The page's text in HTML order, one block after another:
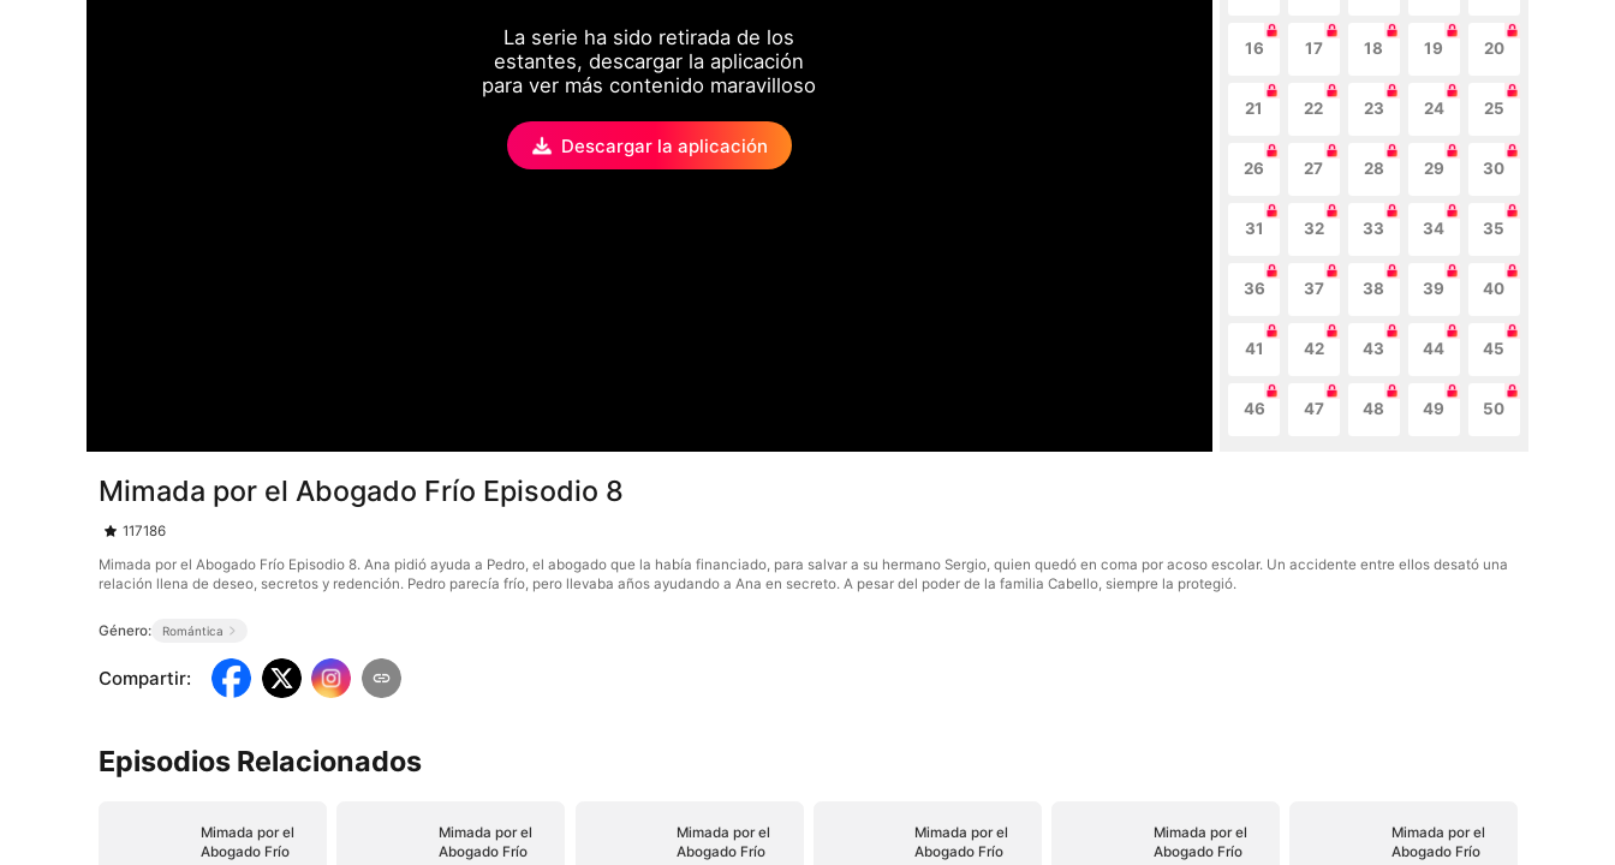
La serie ha sido retirada de los
estantes, descargar la aplicación
para ver más contenido maravilloso
Descargar la aplicación
16 17 18 19 20
21 22 23 24 25
26 27 28 29 30
31 32 33 34 35
36 37 38 39 40
41 42 43 44 45
46 47 48 49 50
Mimada por el Abogado Frío Episodio 8
117186
Mimada por el Abogado Frío Episodio 8. Ana pidió ayuda a Pedro, el abogado que la había financiado, para salvar a su hermano Sergio, quien quedó en coma por acoso escolar. Un accidente entre ellos desató una
relación llena de deseo, secretos y redención. Pedro parecía frío, pero llevaba años ayudando a Ana en secreto. A pesar del poder de la familia Cabello, siempre la protegió.
Género: Romántica
Compartir:
Episodios Relacionados
Mimada por el
Abogado Frío
Mimada por el
Abogado Frío
Mimada por el
Abogado Frío
Mimada por el
Abogado Frío
Mimada por el
Abogado Frío
Mimada por el
Abogado Frío